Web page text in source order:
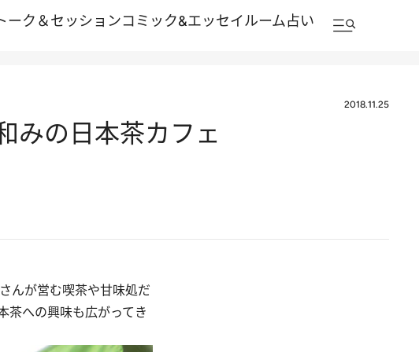
トーク＆セッションコミック&エッセイルーム占い
2018.11.25
みの日本茶カフェ
んが営む喫茶や甘味処だ
茶への興味も広がってき